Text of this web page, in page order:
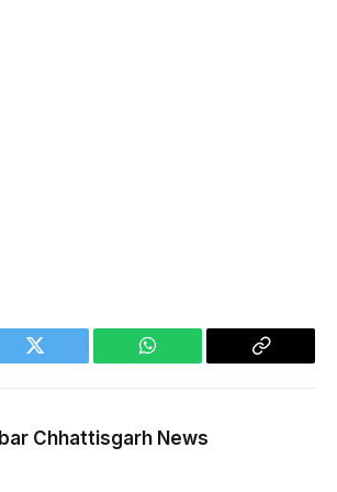
Twitter WhatsApp
Copy
Chhattisgarh News